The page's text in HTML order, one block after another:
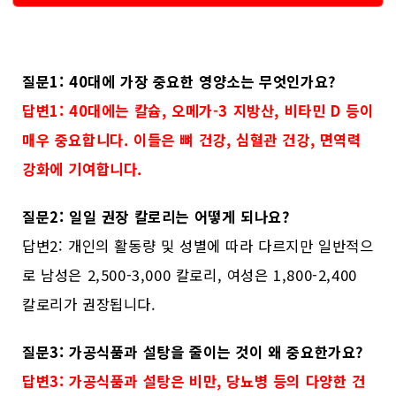
질문1: 40대에 가장 중요한 영양소는 무엇인가요?
답변1: 40대에는 칼슘, 오메가-3 지방산, 비타민 D 등이
매우 중요합니다. 이들은 뼈 건강, 심혈관 건강, 면역력
강화에 기여합니다.
질문2: 일일 권장 칼로리는 어떻게 되나요?
답변2: 개인의 활동량 및 성별에 따라 다르지만 일반적으
로 남성은 2,500-3,000 칼로리, 여성은 1,800-2,400
칼로리가 권장됩니다.
질문3: 가공식품과 설탕을 줄이는 것이 왜 중요한가요?
답변3: 가공식품과 설탕은 비만, 당뇨병 등의 다양한 건